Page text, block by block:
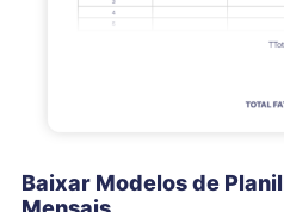
Baixar Modelos de